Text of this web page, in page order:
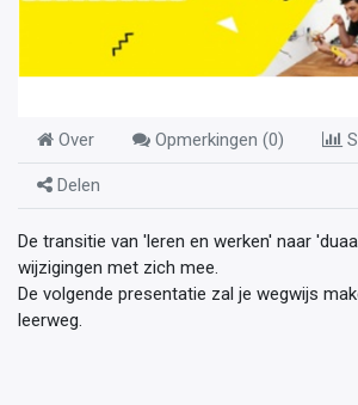
Over Opmerkingen (0)
Delen
De transitie van 'leren en werken' naar
wijzigingen met zich mee.
De volgende presentatie zal je wegwijs
leerweg.